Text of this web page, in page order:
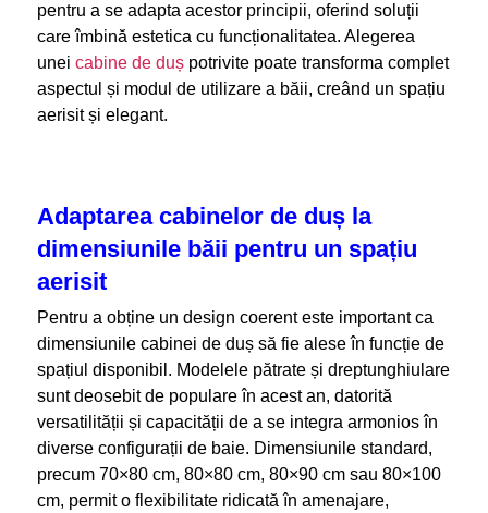
pentru a se adapta acestor principii, oferind soluții
care îmbină estetica cu funcționalitatea. Alegerea
unei cabine de dușpotrivite poate transforma complet
aspectul și modul de utilizare a băii, creând un spațiu
aerisit și elegant.
Adaptarea cabinelor de duș la
dimensiunile băii pentru un spațiu
aerisit
Pentru a obține un design coerent este important ca
dimensiunile cabinei de duș să fie alese în funcție de
spațiul disponibil. Modelele pătrate și dreptunghiulare
sunt deosebit de populare în acest an, datorită
versatilității și capacității de a se integra armonios în
diverse configurații de baie. Dimensiunile standard,
precum 70×80 cm, 80×80 cm, 80×90 cm sau 80×100
cm, permit o flexibilitate ridicată în amenajare,